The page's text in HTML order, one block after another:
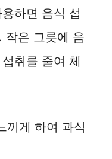
하면 음식 섭
작은 그릇에 음
취를 줄여 체
끼게 하여 과식